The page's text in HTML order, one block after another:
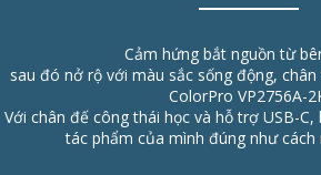
Cảm hứng bắt nguồn từ
sau đó nở rộ với màu sắc sống động,
ColorPro VP2756A-
Với chân đế công thái học và hỗ trợ USB-
tác phẩm của mình đúng như